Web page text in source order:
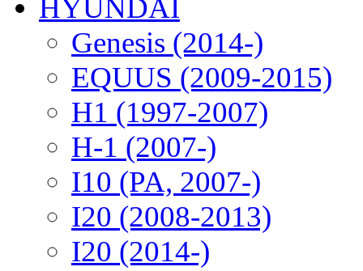
HYUNDAI
Genesis (2014-)
EQUUS (2009-2015)
H1 (1997-2007)
H-1 (2007-)
I10 (PA, 2007-)
I20 (2008-2013)
I20 (2014-)